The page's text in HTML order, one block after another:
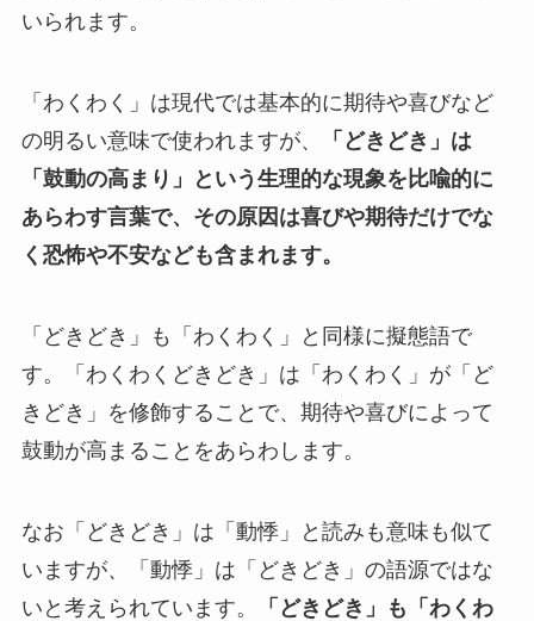
いられます。
「わくわく」は現代では基本的に期待や喜びなど
の明るい意味で使われますが、
「どきどき」は
「鼓動の高まり」という生理的な現象を比喩的に
あらわす言葉で、その原因は喜びや期待だけでな
く恐怖や不安なども含まれます。
「どきどき」も「わくわく」と同様に擬態語で
す。「わくわくどきどき」は「わくわく」が「ど
きどき」を修飾することで、期待や喜びによって
鼓動が高まることをあらわします。
なお「どきどき」は「動悸」と読みも意味も似て
いますが、「動悸」は「どきどき」の語源ではな
いと考えられています。
「どきどき」も「わくわ